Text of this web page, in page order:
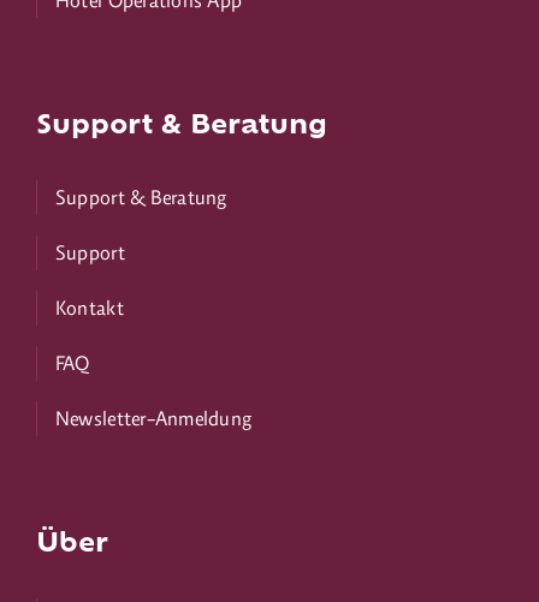
Support & Beratung
Support & Beratung
Support
Kontakt
FAQ
Newsletter-Anmeldung
Über